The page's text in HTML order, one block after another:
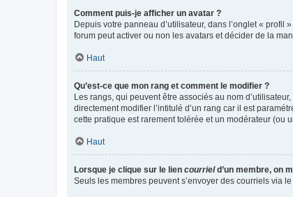
Comment puis-je afficher un avatar ?
Depuis votre panneau d’utilisateur, dans l’onglet « profil
forum peut activer ou non les avatars et décider de la
Haut
Qu’est-ce que mon rang et comment le modifier ?
Les rangs, qui peuvent être associés au nom
directement modifier l’intitulé d’un rang car il est
cette pratique est rarement tolérée et un modérateur (ou
Haut
Lorsque je clique sur le lien courrield’un membre, on
Seuls les membres peuvent s’envoyer des courriels via